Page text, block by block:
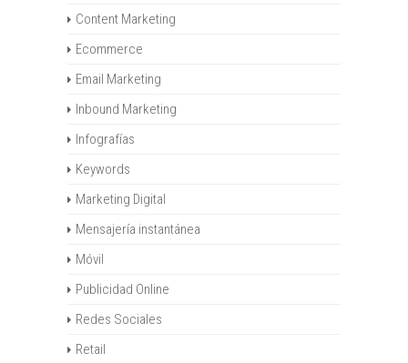
Content Marketing
Ecommerce
Email Marketing
Inbound Marketing
Infografías
Keywords
Marketing Digital
Mensajería instantánea
Móvil
Publicidad Online
Redes Sociales
Retail